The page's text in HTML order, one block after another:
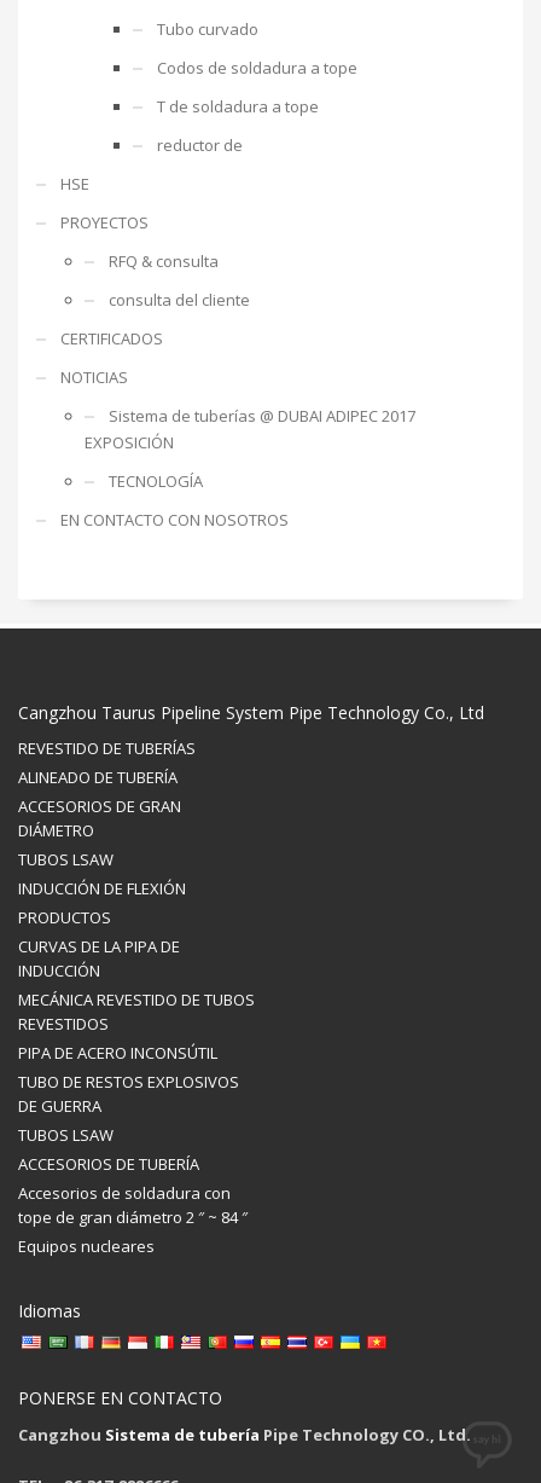
Tubo curvado
Codos de soldadura a tope
T de soldadura a tope
reductor de
HSE
PROYECTOS
RFQ & consulta
consulta del cliente
CERTIFICADOS
NOTICIAS
Sistema de tuberías @ DUBAI ADIPEC 2017
EXPOSICIÓN
TECNOLOGÍA
EN CONTACTO CON NOSOTROS
Cangzhou Taurus Pipeline System Pipe Technology Co., Ltd
REVESTIDO DE TUBERÍAS
ALINEADO DE TUBERÍA
ACCESORIOS DE GRAN
DIÁMETRO
TUBOS LSAW
INDUCCIÓN DE FLEXIÓN
PRODUCTOS
CURVAS DE LA PIPA DE
INDUCCIÓN
MECÁNICA REVESTIDO DE TUBOS
REVESTIDOS
PIPA DE ACERO INCONSÚTIL
TUBO DE RESTOS EXPLOSIVOS
DE GUERRA
TUBOS LSAW
ACCESORIOS DE TUBERÍA
Accesorios de soldadura con
tope de gran diámetro 2 ″ ~ 84 ″
Equipos nucleares
Idiomas
PONERSE EN CONTACTO
Cangzhou Sistema de tubería Pipe Technology CO., Ltd.